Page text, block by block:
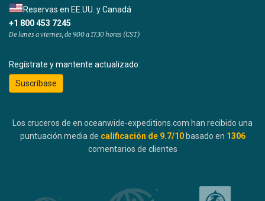
Reservas en EE.UU. y Canadá
+1 800 453 7245
De lunes a viernes, de 9.00 a 17.30 horas (CST)
Regístrate y mantente actualizado:
Suscríbase
Los cruceros de en oceanwide-expeditions.com han recibido una
puntuación media de calificación de 9.7/10 basado en 1306
comentarios de clientes